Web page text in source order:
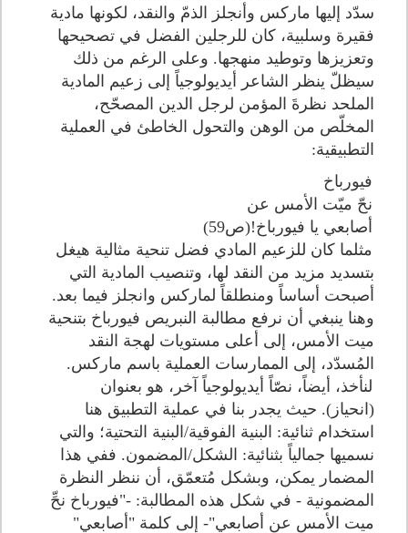
سدّد إليها ماركس وأنجلز الذمّ والنقد، لكونها مادية
فقيرة وسلبية، كان للرجلين الفضل في تصحيحها
وتعزيزها وتوطيد منهجها. وعلى الرغم من ذلك
سيظلّ ينظر الشاعر أيديولوجياً إلى زعيم المادية
الملحد نظرةَ المؤمن لرجل الدين المصحّح،
المخلّص من الوهن والتحول الخاطئ في العملية
التطبيقية:
فيورباخ
نحّ ميّت الأمس عن
أصابعي يا فيورباخ!(ص59)
مثلما كان للزعيم المادي فضل تنحية مثالية هيغل
بتسديد مزيد من النقد لها، وتنصيب المادية التي
أصبحت أساساً ومنطلقاً لماركس وانجلز فيما بعد.
وهنا ينبغي أن نرفع مطالبة النبريص فيورباخ بتنحية
ميت الأمس، إلى أعلى مستويات لهجة النقد
المُسدّد، إلى الممارسات العملية باسم ماركس.
لنأخذ، أيضاً، نصّاً أيديولوجياً آخر، هو بعنوان
(انحياز). حيث يجدر بنا في عملية التطبيق هنا
استخدام ثنائية: البنية الفوقية/البنية التحتية؛ والتي
نسميها جمالياً بثنائية: الشكل/المضمون. ففي هذا
المضمار يمكن، وبشكل مُتعمّق، أن ننظر النظرة
المضمونية - في شكل هذه المطالبة: -"فيورباخ نحِّ
ميت الأمس عن أصابعي"- إلى كلمة "أصابعي"